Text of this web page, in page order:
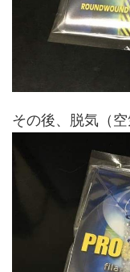
その後、脱気（